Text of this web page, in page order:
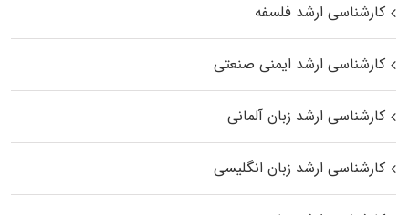
کارشناسی ارشد فلسفه
کارشناسی ارشد ایمنی صنعتی
کارشناسی ارشد زبان آلمانی
کارشناسی ارشد زبان انگلیسی